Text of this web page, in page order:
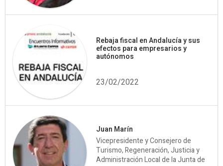
Rebaja fiscal en Andalucía y sus
efectos para empresarios y
autónomos
23/02/2022
Juan Marín
Vicepresidente y Consejero de
Turismo, Regeneración, Justicia y
Administración Local de la Junta de